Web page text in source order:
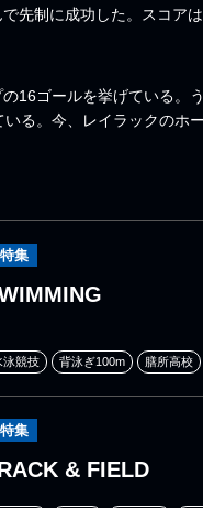
先制に成功した。スコア
16ゴールを挙げている。
る。今、レイラックのホー
集
泳競技 背泳ぎ100m 膳所高校
集
& FIELD